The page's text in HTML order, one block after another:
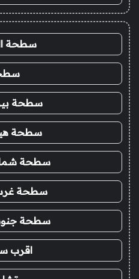
سطحة
سطحة
سطحة
سطحة
سطحة
سطحة
اقرب